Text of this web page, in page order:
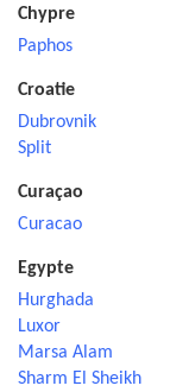
Chypre
Paphos
Croatie
Dubrovnik
Split
Curaçao
Curacao
Egypte
Hurghada
Luxor
Marsa Alam
Sharm El Sheikh